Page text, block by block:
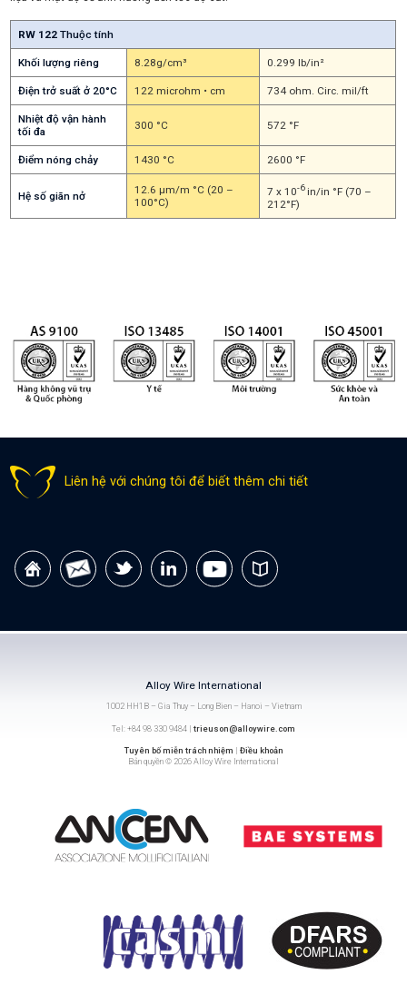
RW 122Thuộc tính
Khối lượng riêng 8.28g/cm³ 0.299 lb/in²
Điện trở suất ở 20°C 122 microhm • cm 734 ohm. Circ. mil/ft
Nhiệt độ vận hành
tối đa
300 °C 572 °F
Điểm nóng chảy 1430 °C 2600 °F
Hệ số giãn nở
12.6 µm/m °C (20 –
100°C)
7 x 10-6in/in °F (70 –
212°F)
Liên hệ với chúng tôi để biết thêm chi tiết
Alloy Wire International
1002 HH1B – Gia Thuy – Long Bien – Hanoi – Vietnam
Tel: +84 98 330 9484 | trieuson@alloywire.com
Tuyên bố miễn trách nhiệm
Điều khoản
Bản quyền © 2026 Alloy Wire International